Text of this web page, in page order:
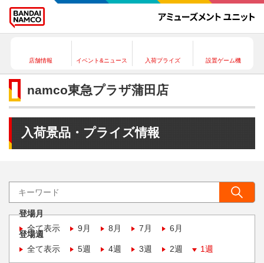
店舗情報 イベント&ニュース 入荷プライズ 設置ゲーム機
namco東急プラザ蒲田店
入荷景品・プライズ情報
登場月
全て表示
9月 8月 7月 6月
登場週
全て表示
5週 4週 3週 2週 1週